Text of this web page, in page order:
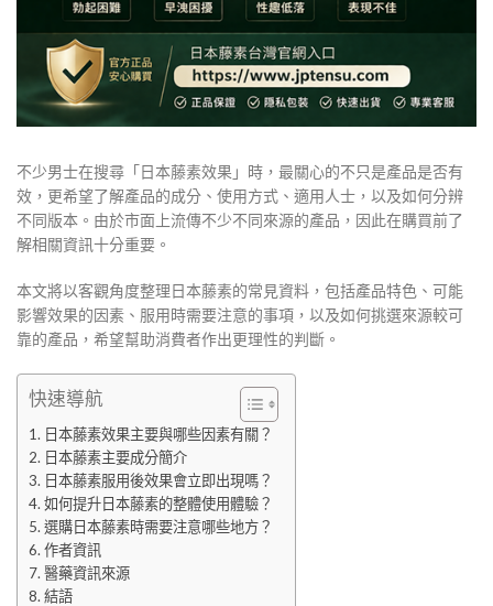
不少男士在搜尋「日本藤素效果」時，最關心的不只是產品是否有
效，更希望了解產品的成分、使用方式、適用人士，以及如何分辨
不同版本。由於市面上流傳不少不同來源的產品，因此在購買前了
解相關資訊十分重要。
本文將以客觀角度整理日本藤素的常見資料，包括產品特色、可能
影響效果的因素、服用時需要注意的事項，以及如何挑選來源較可
靠的產品，希望幫助消費者作出更理性的判斷。
快速導航
日本藤素效果主要與哪些因素有關？
日本藤素主要成分簡介
日本藤素服用後效果會立即出現嗎？
如何提升日本藤素的整體使用體驗？
選購日本藤素時需要注意哪些地方？
作者資訊
醫藥資訊來源
結語